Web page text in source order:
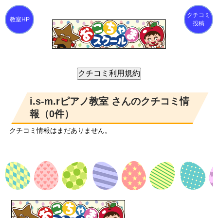
クチコミ
投稿
i.s-m.rピアノ教室 さんのクチコミ情
報（0件）
クチコミ情報はまだありません。